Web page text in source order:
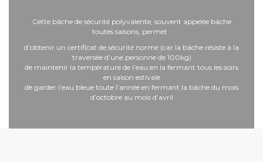
Cette bâche de sécurité polyvalente, souvent appelée bâche
toutes saisons, permet :
d’obtenir un certificat de sécurité normé (car la bâche résiste à la
traversée d’une personne de 100kg)
de maintenir la température de l’eau en la fermant tous les soirs
en saison estivale
de garder l’eau bleue toute l’année en fermant la bâche du mois
d’octobre au mois d’avril